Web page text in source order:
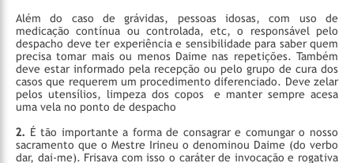
Além do caso de grávidas, pessoas idosas, com uso de
medicação contínua ou controlada, etc, o responsável pelo
despacho deve ter experiência e sensibilidade para saber quem
precisa tomar mais ou menos Daime nas repetições. Também
deve estar informado pela recepção ou pelo grupo de cura dos
casos que requerem um procedimento diferenciado. Deve zelar
pelos utensílios, limpeza dos copos e manter sempre acesa
uma vela no ponto de despacho
2. É tão importante a forma de consagrar e comungar o nosso
sacramento que o Mestre Irineu o denominou Daime (do verbo
dar, dai-me). Frisava com isso o caráter de invocação e rogativa